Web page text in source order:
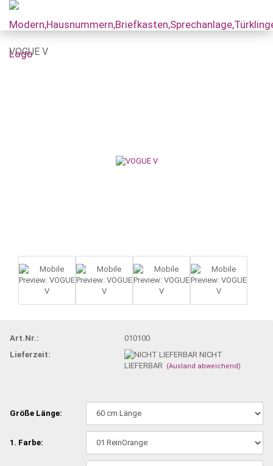
VOGUE V
Art.Nr.:
010100
Lieferzeit:
NICHT
LIEFERBAR
(Ausland abweichend)
Größe Länge:
1. Farbe: